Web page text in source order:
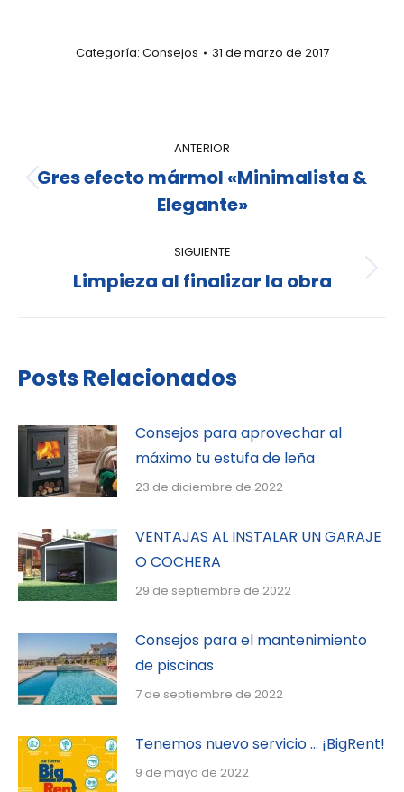
Categoría: Consejos 31 de marzo de 2017
ANTERIOR
Gres efecto mármol «Minimalista &
Elegante»
SIGUIENTE
Limpieza al finalizar la obra
Posts Relacionados
Consejos para aprovechar al
máximo tu estufa de leña
23 de diciembre de 2022
VENTAJAS AL INSTALAR UN GARAJE
O COCHERA
29 de septiembre de 2022
Consejos para el mantenimiento
de piscinas
7 de septiembre de 2022
Tenemos nuevo servicio … ¡BigRent!
9 de mayo de 2022